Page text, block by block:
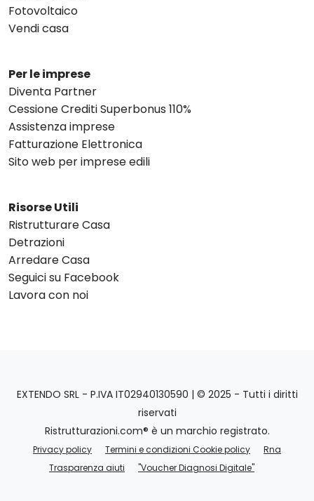
Fotovoltaico
Vendi casa
Per le imprese
Diventa Partner
Cessione Crediti Superbonus 110%
Assistenza imprese
Fatturazione Elettronica
Sito web per imprese edili
Risorse Utili
Ristrutturare Casa
Detrazioni
Arredare Casa
Seguici su Facebook
Lavora con noi
EXTENDO SRL - P.IVA IT02940130590 | © 2025 - Tutti i diritti
riservati
Ristrutturazioni.com® è un marchio registrato.
Privacy policy Termini e condizioni Cookie policy
Rna
Trasparenza aiuti
"Voucher Diagnosi Digitale"